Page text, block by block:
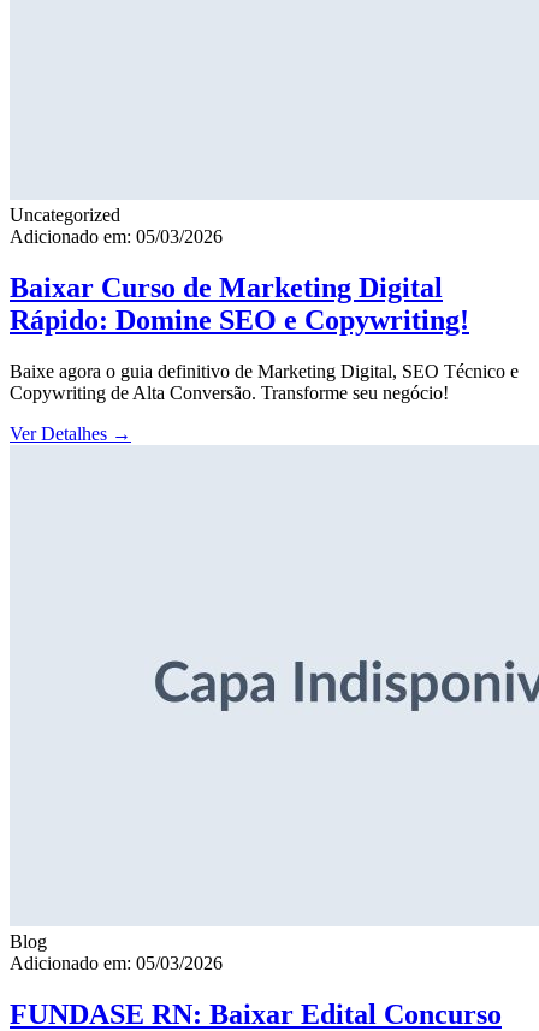
Uncategorized
Adicionado em: 05/03/2026
Baixar Curso de Marketing Digital
Rápido: Domine SEO e Copywriting!
Baixe agora o guia definitivo de Marketing Digital, SEO Técnico e
Copywriting de Alta Conversão. Transforme seu negócio!
Ver Detalhes →
Blog
Adicionado em: 05/03/2026
FUNDASE RN: Baixar Edital Concurso